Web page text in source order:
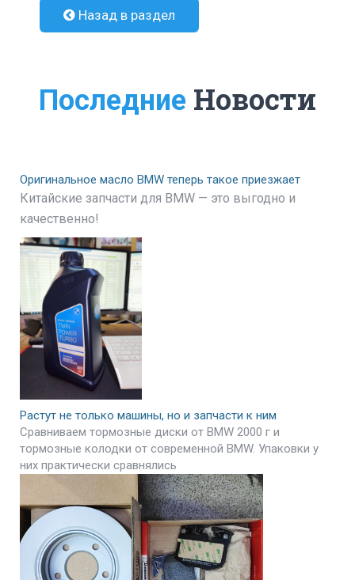
Назад в раздел
Последние Новости
Оригинальное масло BMW теперь такое приезжает
Китайские запчасти для BMW — это выгодно и
качественно!
Растут не только машины, но и запчасти к ним
Сравниваем тормозные диски от BMW 2000 г и
тормозные колодки от современной BMW. Упаковки у
них практически сравнялись